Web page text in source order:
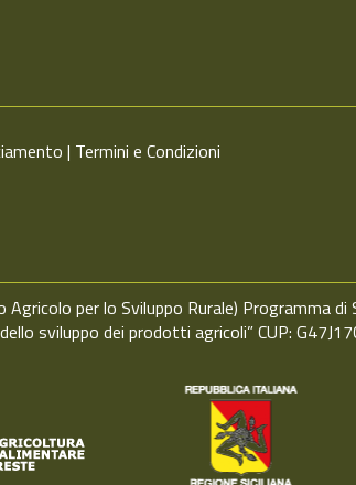
| Termini e Condizioni
per lo Sviluppo Rurale)
sviluppo dei prodotti agricoli” CUP: